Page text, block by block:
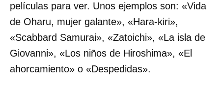
películas para ver. Unos ejemplos son: «Vida
de Oharu, mujer galante», «Hara-kiri»,
«Scabbard Samurai», «Zatoichi», «La isla de
Giovanni», «Los niños de Hiroshima», «El
ahorcamiento» o «Despedidas».